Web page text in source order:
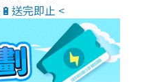
送完即止 <